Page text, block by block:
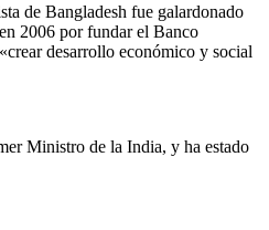
de Bangladesh fue galardonado
2006 por fundar el Banco
desarrollo económico y social
Ministro de la India, y ha estado